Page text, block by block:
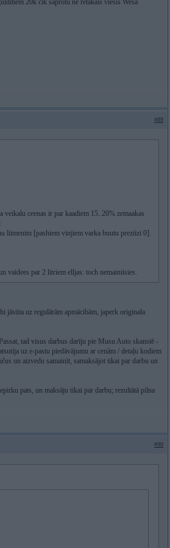
20k cik saprotu ne retākais viesis Wesā
#89
veikalu ceenas ir par kaadiem 15..20% zemaakas
liimenim [pashiem vinjiem varka buutu preziizi 0].
vaidees par 2 litriem elljas: toch nemainiisies.
jāsūta uz regulārām apmācibām, japerk originala
tad visus darbus darīju pie Musu Auto skanstē -
uz e-pastu piedāvājumu ar cenām / detaļu kodiem
un aizvedu samainīt, samaksājot tikai par darbu un
pats, un maksāju tikai par darbu; rezultātā pilna
#90